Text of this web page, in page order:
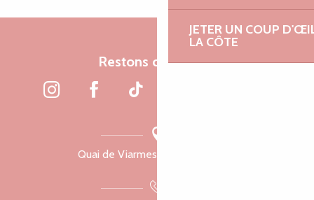
JETER UN COUP
LA CÔTE
Restons connectés
Quai de Viarmes, 22300 Lannion